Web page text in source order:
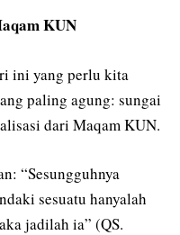
KUN
ini yang perlu kita
paling agung: sungai
dari Maqam KUN.
“Sesungguhnya
sesuatu hanyalah
jadilah ia” (QS.